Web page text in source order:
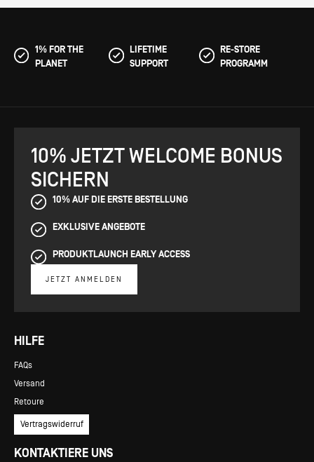
1% FOR THE
PLANET
LIFETIME
SUPPORT
RE-STORE
PROGRAMM
HILFE
FAQs
Versand
Retoure
Vertragswiderruf
KONTAKTIERE UNS
10% JETZT WELCOME BONUS
SICHERN
10% AUF DIE ERSTE BESTELLUNG
EXKLUSIVE ANGEBOTE
PRODUKTLAUNCH EARLY ACCESS
JETZT ANMELDEN